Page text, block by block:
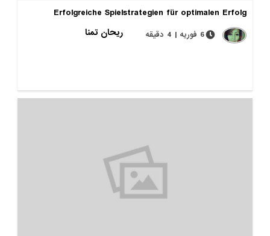
Erfolgreiche Spielstrategien für optimalen Erfolg
ریحان تمنا
6 فوریه | 4 دقیقه